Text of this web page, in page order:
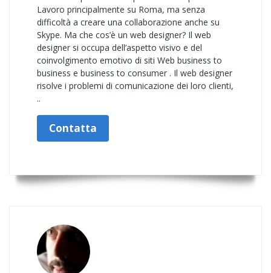
Lavoro principalmente su Roma, ma senza
difficoltà a creare una collaborazione anche su
Skype. Ma che cos’è un web designer? Il web
designer si occupa dell’aspetto visivo e del
coinvolgimento emotivo di siti Web business to
business e business to consumer . Il web designer
risolve i problemi di comunicazione dei loro clienti,
..
Contatta